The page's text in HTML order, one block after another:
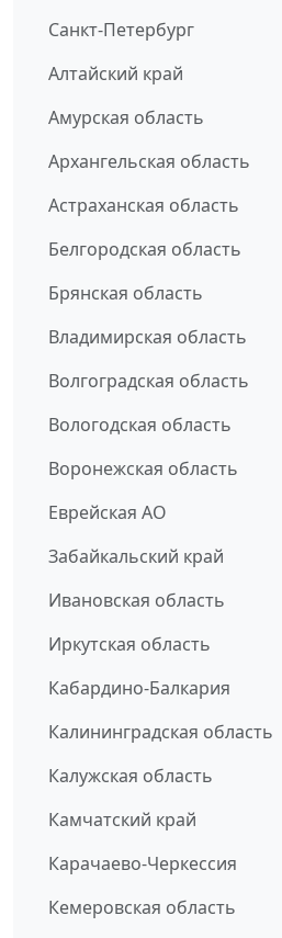
Санкт-Петербург
Алтайский край
Амурская область
Архангельская область
Астраханская область
Белгородская область
Брянская область
Владимирская область
Волгоградская область
Вологодская область
Воронежская область
Еврейская АО
Забайкальский край
Ивановская область
Иркутская область
Кабардино-Балкария
Калининградская область
Калужская область
Камчатский край
Карачаево-Черкессия
Кемеровская область